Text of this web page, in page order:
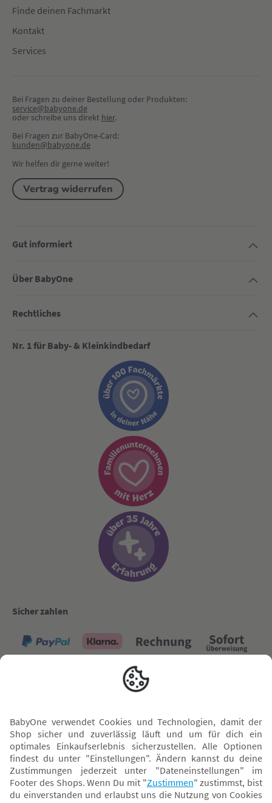
Finde deinen Fachmarkt
Kontakt
Services
Bei Fragen zu deiner Bestellung oder Produkten:
service@babyone.de
oder schreibe uns direkt hier.
Bei Fragen zur BabyOne-Card:
kunden@babyone.de
Wir helfen dir gerne weiter!
Vertrag widerrufen
Gut informiert
Über BabyOne
Rechtliches
Nr. 1 für Baby- & Kleinkindbedarf
Sicher zahlen